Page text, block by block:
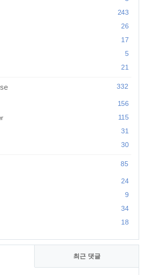
243
26
17
5
21
332
156
115
31
30
85
24
9
34
18
최근 댓글